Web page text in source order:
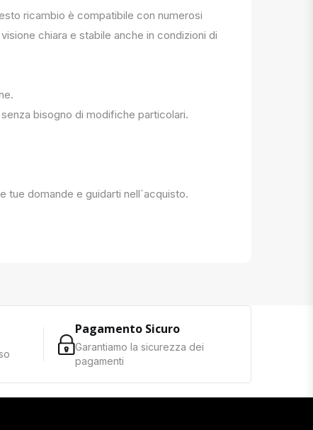
ricambio è compatibile con numerosi
chiara e stabile anche in condizioni di
bisogno di modifiche particolari.
tue domande e guidarti nell`acquisto.
Pagamento Sicuro
Garantiamo la sicurezza dei
pagamenti